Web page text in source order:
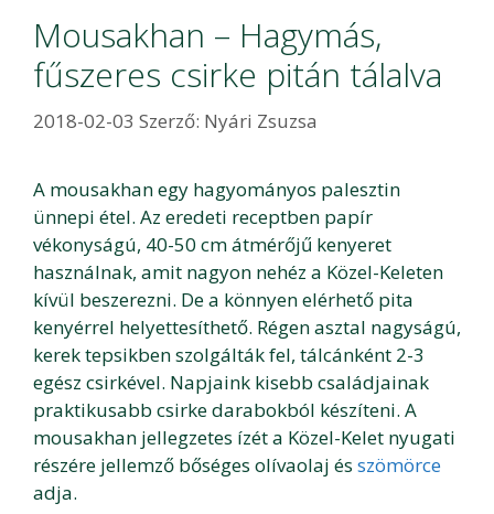
Mousakhan – Hagymás,
fűszeres csirke pitán tálalva
2018-02-03 Szerző: Nyári Zsuzsa
A mousakhan egy hagyományos palesztin
ünnepi étel. Az eredeti receptben papír
vékonyságú, 40-50 cm átmérőjű kenyeret
használnak, amit nagyon nehéz a Közel-Keleten
kívül beszerezni. De a könnyen elérhető pita
kenyérrel helyettesíthető. Régen asztal nagyságú,
kerek tepsikben szolgálták fel, tálcánként 2-3
egész csirkével. Napjaink kisebb családjainak
praktikusabb csirke darabokból készíteni. A
mousakhan jellegzetes ízét a Közel-Kelet nyugati
részére jellemző bőséges olívaolaj és szömörce
adja.